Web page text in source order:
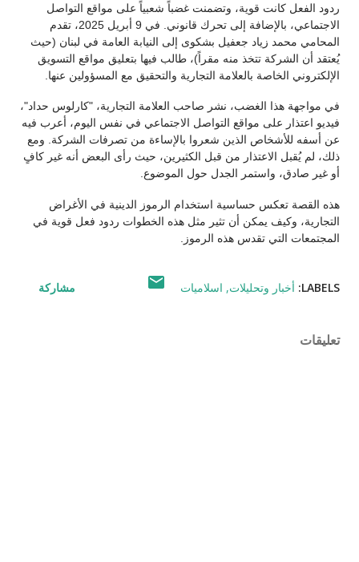
ردود الفعل كانت قوية، وتضمنت غضباً شعبياً على مواقع التواصل
الاجتماعي، بالإضافة إلى تحرك قانوني. في 9 أبريل 2025، تقدم
المحامي محمد زياد جعفيل بشكوى إلى النيابة العامة في لبنان (حيث
يُعتقد أن الشركة تتخذ منه مقراً)، طالب فيها بتعليق مواقع التسويق
الإلكتروني الخاصة بالعلامة التجارية والتحقيق مع المسؤولين عنها.
في مواجهة هذا الغضب، نشر صاحب العلامة التجارية، "كارلوس حداد"،
فيديو اعتذار على مواقع التواصل الاجتماعي في نفس اليوم، أعرب فيه
عن أسفه للأشخاص الذين شعروا بالإساءة من تصرفات الشركة. ومع
ذلك، لم يُقبل الاعتذار من قبل الكثيرين، حيث رأى البعض أنه غير كافٍ
أو غير صادق، واستمر الجدل حول الموضوع.
هذه القصة تعكس حساسية استخدام الرموز الدينية في الأغراض
التجارية، وكيف يمكن أن تثير مثل هذه الخطوات ردود فعل قوية في
المجتمعات التي تقدس هذه الرموز.
LABELS: أخبار وتحليلات اسلاميات مشاركة
تعليقات